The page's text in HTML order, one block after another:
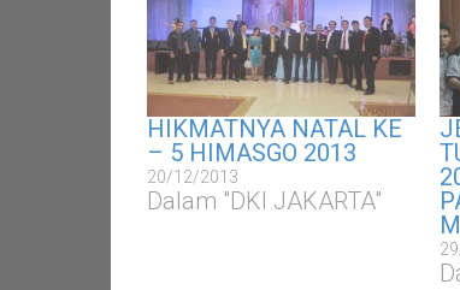
HIKMATNYA NATAL KE
– 5 HIMASGO 2013
20/12/2013
Dalam "DKI JAKARTA"